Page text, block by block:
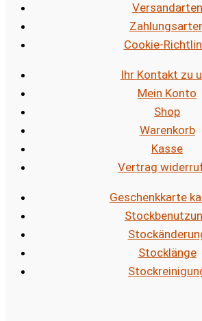
Versandarten
Cookie-
Ihr Kontakt zu
Mein Konto
Shop
Warenkorb
Kasse
Vertrag
Geschenkkarte
Stocklänge